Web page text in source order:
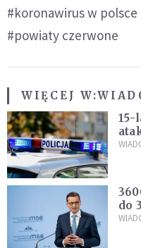
#koronawirus w polsce
#powiaty czerwone
WIĘCEJ W:
15-
do